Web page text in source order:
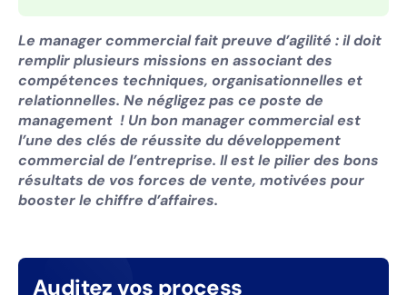
Le manager commercial fait preuve d’agilité : il doit
remplir plusieurs missions en associant des
compétences techniques, organisationnelles et
relationnelles. Ne négligez pas ce poste de
management ! Un bon manager commercial est
l’une des clés de réussite du développement
commercial de l’entreprise. Il est le pilier des bons
résultats de vos forces de vente, motivées pour
booster le chiffre d’affaires.
Auditez vos process